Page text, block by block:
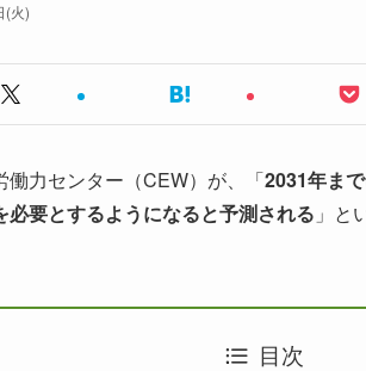
(火)
働力センター（CEW）が、「2031年ま
要とするようになると予測される 」と
目次